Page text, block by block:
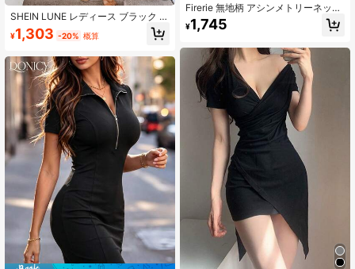
SHEIN LUNE レディース ブラック 夏
カジュアル エレガント ブランチ ミ
ディ丈ドレス 97%コットン クルーネ
リット 無地 ソフトタッチ エレガン
トスタイル
¥1,303 -20% 概算
Firerie 無地柄 アシンメトリーネック
フリルの付いた ボディコンドレス
¥1,745